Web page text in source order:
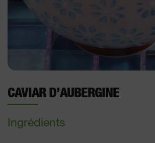
CAVIAR D’AUBERGINE
Ingrédients